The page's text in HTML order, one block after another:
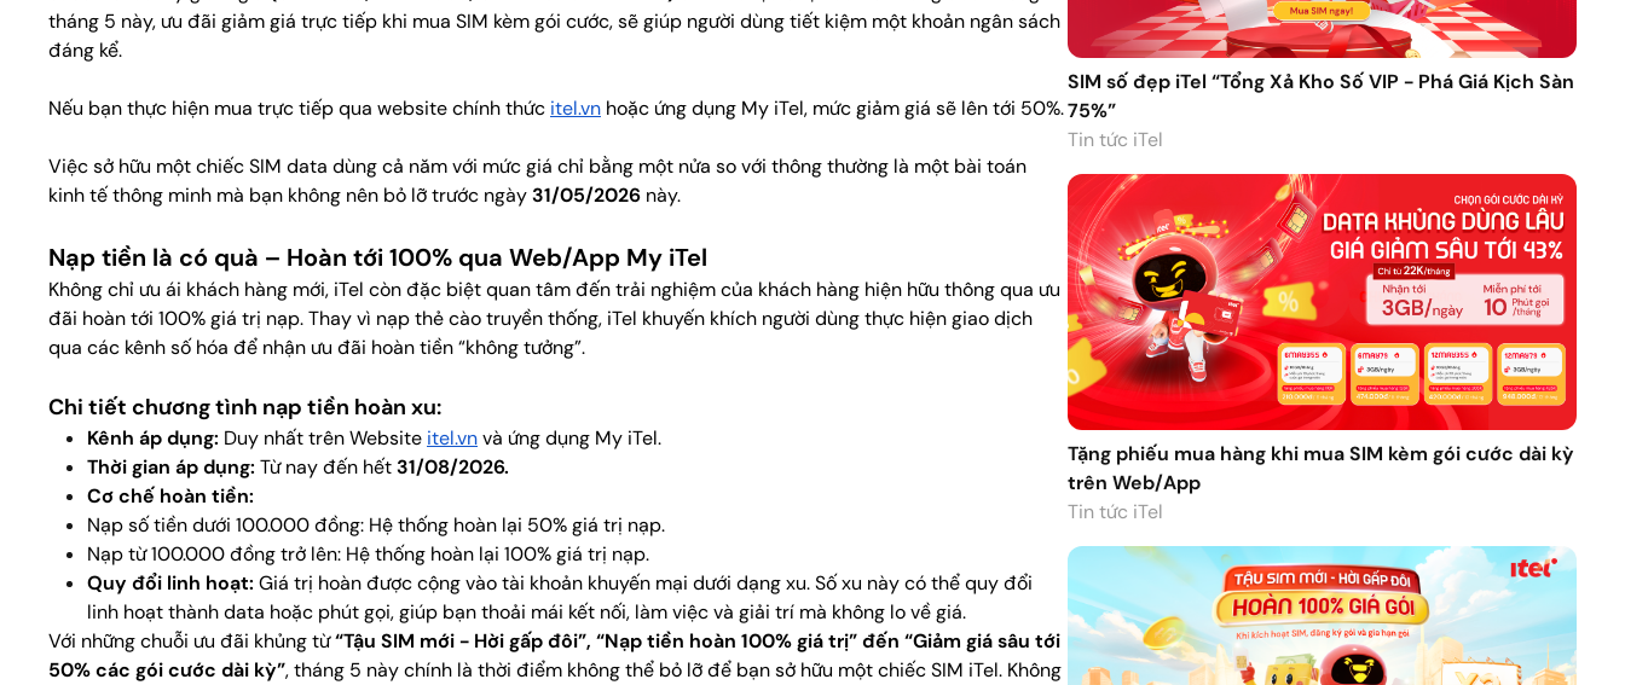
tháng 5 này, ưu đãi giảm giá trực tiếp khi mua SIM kèm gói cước, sẽ giúp người dùng tiết kiệm một khoản ngân sách
đáng kể.
Nếu bạn thực hiện mua trực tiếp qua website chính thức itel.vn hoặc ứng dụng My iTel, mức giảm giá sẽ lên tới 50%.
Việc sở hữu một chiếc SIM data dùng cả năm với mức giá chỉ bằng một nửa so với thông thường là một bài toán
kinh tế thông minh mà bạn không nên bỏ lỡ trước ngày31/05/2026 này.
Nạp tiền là có quà – Hoàn tới 100% qua Web/App My iTel
Không chỉ ưu ái khách hàng mới, iTel còn đặc biệt quan tâm đến trải nghiệm của khách hàng hiện hữu thông qua ưu
đãi hoàn tới 100% giá trị nạp. Thay vì nạp thẻ cào truyền thống, iTel khuyến khích người dùng thực hiện giao dịch
qua các kênh số hóa để nhận ưu đãi hoàn tiền “không tưởng”.
Chi tiết chương tình nạp tiền hoàn xu:
Kênh áp dụng: Duy nhất trên Website itel.vnvà ứng dụng My iTel.
Thời gian áp dụng: Từ nay đến hết31/08/2026.
Cơ chế hoàn tiền:
Nạp số tiền dưới 100.000 đồng: Hệ thống hoàn lại 50% giá trị nạp.
Nạp từ 100.000 đồng trở lên: Hệ thống hoàn lại 100% giá trị nạp.
Quy đổi linh hoạt: Giá trị hoàn được cộng vào tài khoản khuyến mại dưới dạng xu. Số xu này có thể quy đổi
linh hoạt thành data hoặc phút gọi, giúp bạn thoải mái kết nối, làm việc và giải trí mà không lo về giá.
Với những chuỗi ưu đãi khủng từ“Tậu SIM mới - Hời gấp đôi”, “Nạp tiền hoàn 100% giá trị” đến “Giảm giá sâu tới
50% các gói cước dài kỳ”, tháng 5 này chính là thời điểm không thể bỏ lỡ để bạn sở hữu một chiếc SIM iTel. Không
SIM số đẹp iTel “Tổng Xả Kho Số VIP - Phá Giá Kịch Sàn
75%”
Tin tức iTel
Tặng phiếu mua hàng khi mua SIM kèm gói cước dài kỳ
trên Web/App
Tin tức iTel